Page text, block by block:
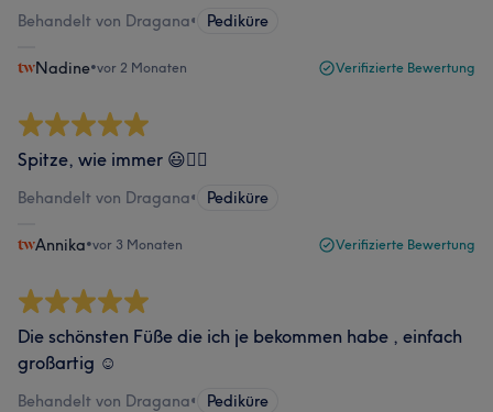
Behandelt von Dragana• Pediküre
Nadine•vor 2 Monaten Verifizierte Bewertung
Spitze, wie immer 😃👍🏼
Behandelt von Dragana• Pediküre
Annika•vor 3 Monaten Verifizierte Bewertung
Die schönsten Füße die ich je bekommen habe , einfach
großartig ☺️
Behandelt von Dragana• Pediküre